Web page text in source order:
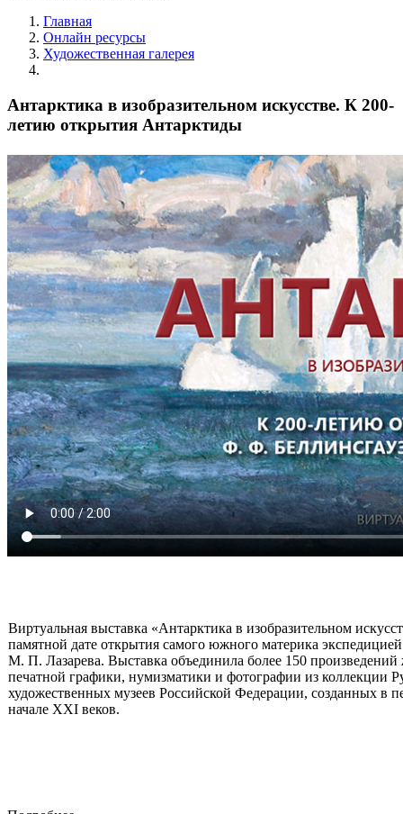
Главная
Онлайн ресурсы
Художественная галерея
Антарктика в изобразительном искусстве. К 200-
летию открытия Антарктиды
Виртуальная выставка «Антарктика в изобразительном
памятной дате открытия самого южного материка
М. П. Лазарева. Выставка объединила более 150
печатной графики, нумизматики и фотографии из коллекции
художественных музеев Российской Федерации, созданных в
начале XXI веков.